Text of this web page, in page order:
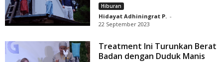
Hiburan
Hidayat Adhiningrat P. -
22 September 2023
Treatment Ini Turunkan Berat
Badan dengan Duduk Manis